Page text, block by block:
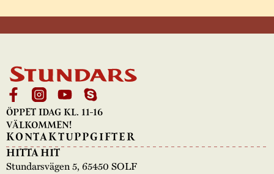
ÖPPET IDAG KL. 11-16
VÄLKOMMEN!
KONTAKTUPPGIFTER
HITTA HIT
Stundarsvägen 5, 65450 SOLF